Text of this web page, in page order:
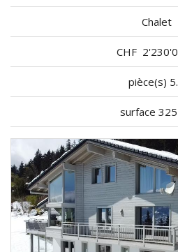
Chalet
CHF
pièce(s)
surface 325